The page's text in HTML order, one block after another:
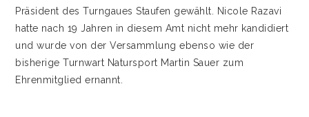
Präsident des Turngaues Staufen gewählt. Nicole Razavi
hatte nach 19 Jahren in diesem Amt nicht mehr kandidiert
und wurde von der Versammlung ebenso wie der
bisherige Turnwart Natursport Martin Sauer zum
Ehrenmitglied ernannt.